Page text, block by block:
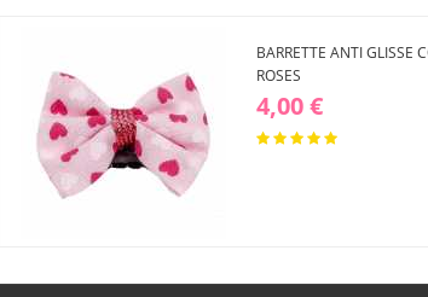
BARRETTE ANTI GLISSE
ROSES
4,00 €